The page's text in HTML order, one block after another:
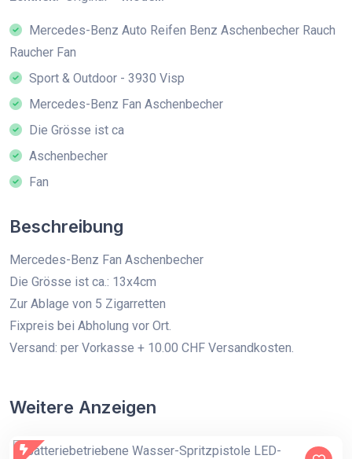
Mercedes-Benz Auto Reifen Benz Aschenbecher Rauch
Raucher Fan
Sport & Outdoor - 3930 Visp
Mercedes-Benz Fan Aschenbecher
Die Grösse ist ca
Aschenbecher
Fan
Beschreibung
Mercedes-Benz Fan Aschenbecher
Die Grösse ist ca.: 13x4cm
Zur Ablage von 5 Zigarretten
Fixpreis bei Abholung vor Ort.
Versand: per Vorkasse + 10.00 CHF Versandkosten.
Weitere Anzeigen